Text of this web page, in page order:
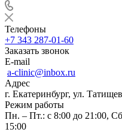
Телефоны
+7 343 287-01-60
Заказать звонок
E-mail
a-clinic@inbox.ru
Адрес
г. Екатеринбург, ул.
Режим работы
Пн. – Пт.: с 8:00 до 21:00,
15:00